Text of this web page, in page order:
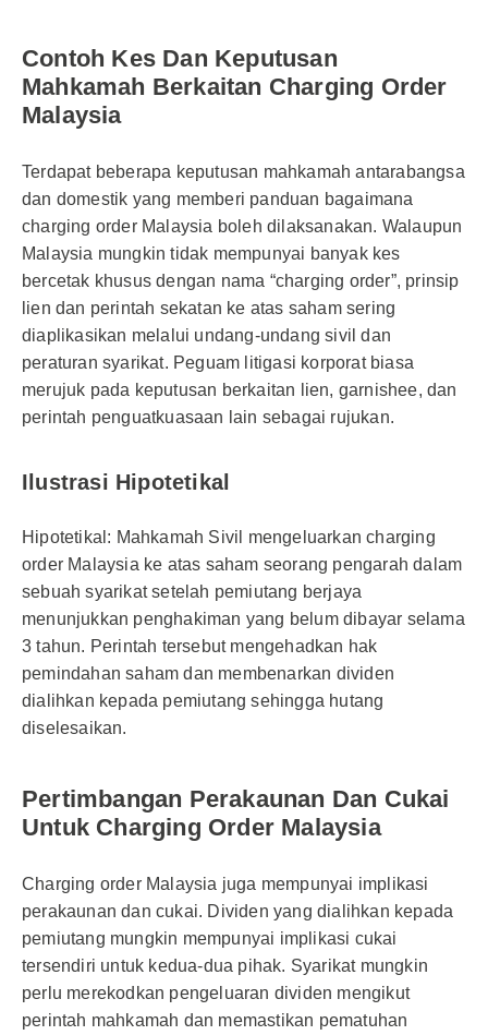
Contoh Kes Dan Keputusan
Mahkamah Berkaitan Charging Order
Malaysia
Terdapat beberapa keputusan mahkamah antarabangsa
dan domestik yang memberi panduan bagaimana
charging order Malaysia boleh dilaksanakan. Walaupun
Malaysia mungkin tidak mempunyai banyak kes
bercetak khusus dengan nama “charging order”, prinsip
lien dan perintah sekatan ke atas saham sering
diaplikasikan melalui undang-undang sivil dan
peraturan syarikat. Peguam litigasi korporat biasa
merujuk pada keputusan berkaitan lien, garnishee, dan
perintah penguatkuasaan lain sebagai rujukan.
Ilustrasi Hipotetikal
Hipotetikal: Mahkamah Sivil mengeluarkan charging
order Malaysia ke atas saham seorang pengarah dalam
sebuah syarikat setelah pemiutang berjaya
menunjukkan penghakiman yang belum dibayar selama
3 tahun. Perintah tersebut mengehadkan hak
pemindahan saham dan membenarkan dividen
dialihkan kepada pemiutang sehingga hutang
diselesaikan.
Pertimbangan Perakaunan Dan Cukai
Untuk Charging Order Malaysia
Charging order Malaysia juga mempunyai implikasi
perakaunan dan cukai. Dividen yang dialihkan kepada
pemiutang mungkin mempunyai implikasi cukai
tersendiri untuk kedua-dua pihak. Syarikat mungkin
perlu merekodkan pengeluaran dividen mengikut
perintah mahkamah dan memastikan pematuhan